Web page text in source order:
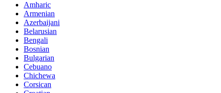
Amharic
Armenian
Azerbaijani
Belarusian
Bengali
Bosnian
Bulgarian
Cebuano
Chichewa
Corsican